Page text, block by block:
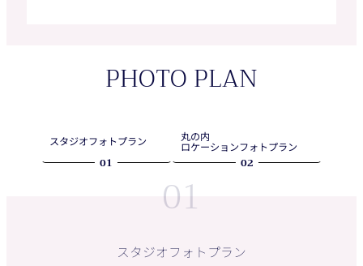
PHOTO PLAN
01
スタジオフォトプラン
02
丸の内
ロケーションフォトプラン
01
スタジオフォトプラン